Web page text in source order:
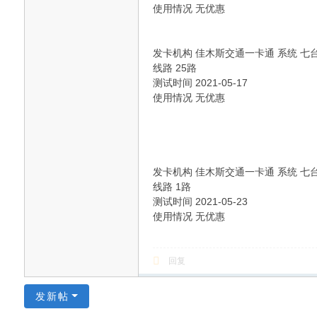
使用情况 无优惠
发卡机构 佳木斯交通一卡通 系统 七
线路 25路
测试时间 2021-05-17
使用情况 无优惠
发卡机构 佳木斯交通一卡通 系统 七
线路 1路
测试时间 2021-05-23
使用情况 无优惠
回复
发新帖